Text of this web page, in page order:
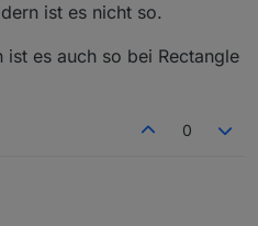
ist es nicht so.
es auch so bei Rectangle
0